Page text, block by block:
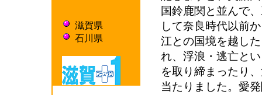
滋賀県
石川県
国鈴鹿関と並んで
して奈良時代以前
江との国境を越し
れ、浮浪・逃亡と
を取り締まったり
当たりました。愛